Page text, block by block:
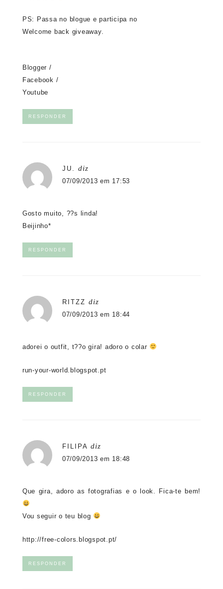
PS: Passa no blogue e participa no
Welcome back giveaway.
Blogger /
Facebook /
Youtube
RESPONDER
JU. diz
07/09/2013 em 17:53
Gosto muito, ??s linda!
Beijinho*
RESPONDER
RITZZ diz
07/09/2013 em 18:44
adorei o outfit, t??o gira! adoro o colar
run-your-world.blogspot.pt
RESPONDER
FILIPA diz
07/09/2013 em 18:48
Que gira, adoro as fotografias e o look. Fica-te bem!
Vou seguir o teu blog
http://free-colors.blogspot.pt/
RESPONDER